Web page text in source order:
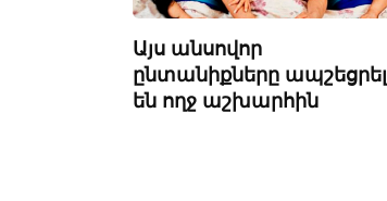
Այս անսովոր
ընտանիքները ապշեցրել
են ողջ աշխարհին